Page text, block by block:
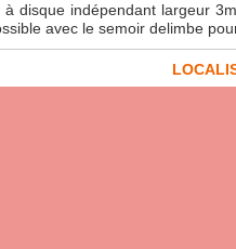
à disque indépendant largeur
avec le semoir delimbe